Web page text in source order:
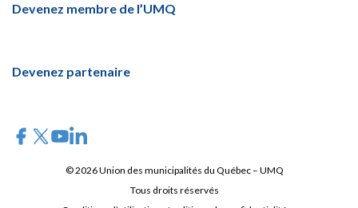
Devenez membre de l’UMQ
Devenez partenaire
© 2026 Union des municipalités du Québec – UMQ
Tous droits réservés